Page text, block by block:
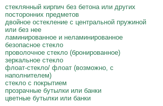
стеклянный кирпич без бетона или других
посторонних предметов
двойное остекление с центральной пружиной
или без нее
ламинированное и неламинированное
безопасное стекло
проволочное стекло (бронированное)
зеркальное стекло
флоат-стекло/ флоат (возможно, с
наполнителем)
стекло с покрытием
прозрачные бутылки или банки
цветные бутылки или банки